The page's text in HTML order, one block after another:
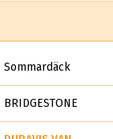
Sommardäck
BRIDGESTONE